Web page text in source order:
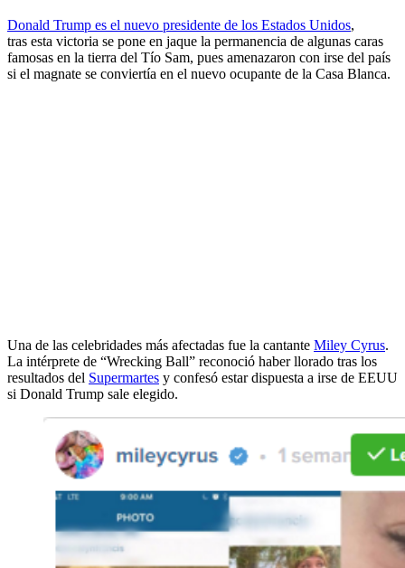
Donald Trump es el nuevo presidente de los Estados Unidos,
tras esta victoria se pone en jaque la permanencia de algunas caras
famosas en la tierra del Tío Sam, pues amenazaron con irse del país
si el magnate se conviertía en el nuevo ocupante de la Casa Blanca.
Una de las celebridades más afectadas fue la cantante Miley Cyrus.
La intérprete de “Wrecking Ball” reconoció haber llorado tras los
resultados del Supermartes y confesó estar dispuesta a irse de EEUU
si Donald Trump sale elegido.